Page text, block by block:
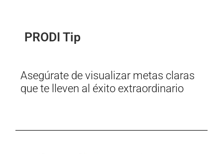
PRODI Tip
Asegúrate de visualizar metas claras
que te lleven al éxito extraordinario